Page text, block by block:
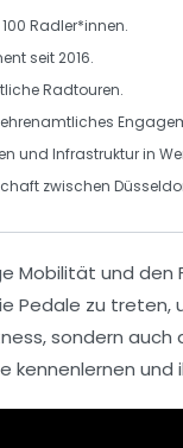
100 Radler*innen.
seit 2016.
Radtouren.
ehrenamtliches
und Infrastruktur in
zwischen
Mobilität und den
Pedale zu
sondern auch
kennenlernen und